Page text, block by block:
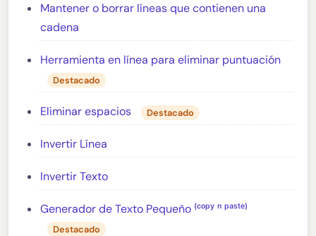
Mantener o borrar líneas que contienen una
cadena
Herramienta en línea para eliminar puntuación
Destacado
Eliminar espacios Destacado
Invertir Línea
Invertir Texto
Generador de Texto Pequeño ⁽ᶜᵒᵖʸ ⁿ ᵖᵃˢᵗᵉ⁾
Destacado